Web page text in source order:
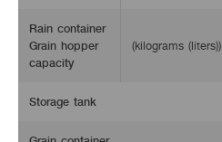
Rain container
Grain hopper
capacity
(kilograms (liters))
Storage tank